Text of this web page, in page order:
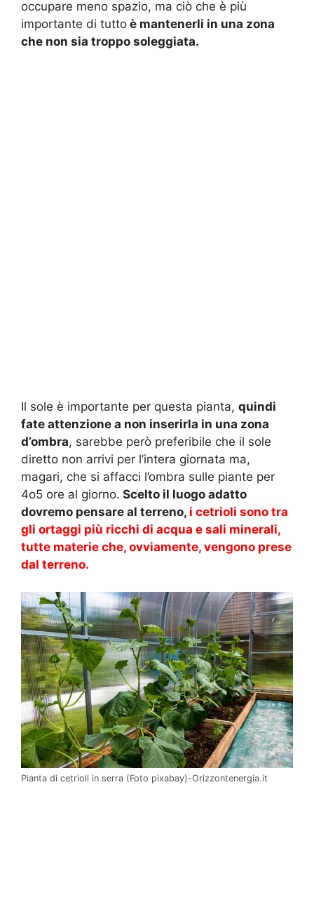
occupare meno spazio, ma ciò che è più
importante di tutto è mantenerli in una zona
che non sia troppo soleggiata.
Il sole è importante per questa pianta, quindi
fate attenzione a non inserirla in una zona
d’ombra, sarebbe però preferibile che il sole
diretto non arrivi per l’intera giornata ma,
magari, che si affacci l’ombra sulle piante per
4o5 ore al giorno. Scelto il luogo adatto
dovremo pensare al terreno, i cetrioli sono tra
gli ortaggi più ricchi di acqua e sali minerali,
tutte materie che, ovviamente, vengono prese
dal terreno.
Pianta di cetrioli in serra (Foto pixabay)-Orizzontenergia.it